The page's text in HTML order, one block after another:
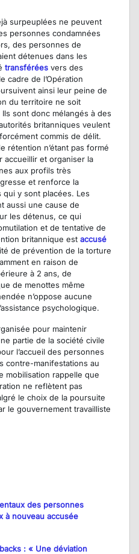
surpeuplées ne peuvent
personnes condamnées
des personnes de
détenues dans les
transférées vers des
cadre de l’Opération
ainsi leur peine de
du territoire ne soit
sont donc mélangés à des
britanniques veulent
commis de délit.
rétention n’étant pas formé
accueillir et organiser la
aux profils très
et renforce la
y sont placées. Les
aussi une cause de
les détenus, ce qui
et de tentative de
britannique est accusé
de prévention de la torture
en raison de
à 2 ans, de
de menottes même
n’oppose aucune
psychologique.
pour maintenir
partie de la société civile
l’accueil des personnes
contre-manifestations au
mobilisation rappelle que
ne reflètent pas
le choix de la poursuite
le gouvernement travailliste
des personnes
à nouveau accusée
: « Une déviation